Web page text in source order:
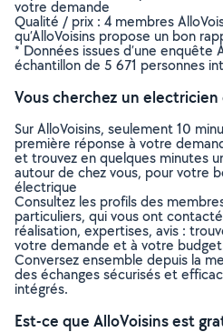
votre demande
Qualité / prix : 4 membres
qu’AlloVoisins propose un bon
* Données issues d’une enquête
échantillon de 5 671 personnes
Vous cherchez un electricien
Sur AlloVoisins, seulement 10
première réponse à votre
et trouvez en quelques minutes
autour de chez vous, pour votre
électrique
Consultez les profils des
particuliers, qui vous ont
réalisation, expertises, avis :
votre demande et à votre
Conversez ensemble depuis la
des échanges sécurisés et
intégrés.
Est-ce que AlloVoisins est